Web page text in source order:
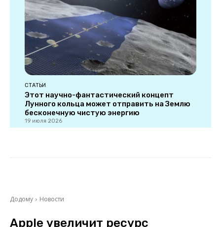
СТАТЬИ
Этот научно-фантастический концепт
Лунного кольца может отправить на Землю
бесконечную чистую энергию
19 июля 2026